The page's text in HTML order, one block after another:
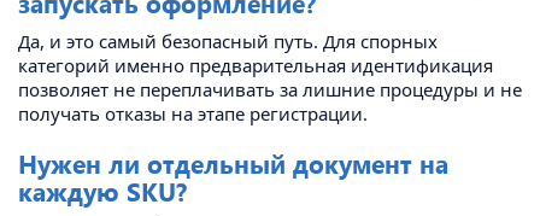
Да, и это самый безопасный путь. Для спорных
категорий именно предварительная идентификация
позволяет не переплачивать за лишние процедуры и не
получать отказы на этапе регистрации.
Нужен ли отдельный документ на
каждую SKU?